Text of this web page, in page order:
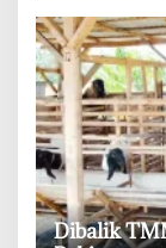
‎Dibalik